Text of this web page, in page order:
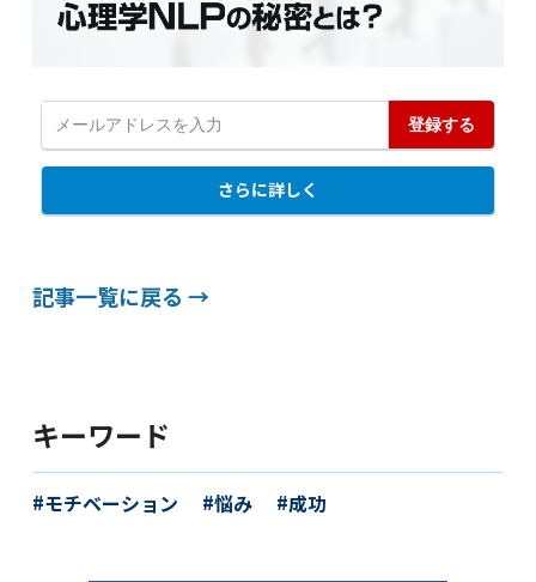
記事一覧に戻る →
キーワード
モチベーション 悩み 成功